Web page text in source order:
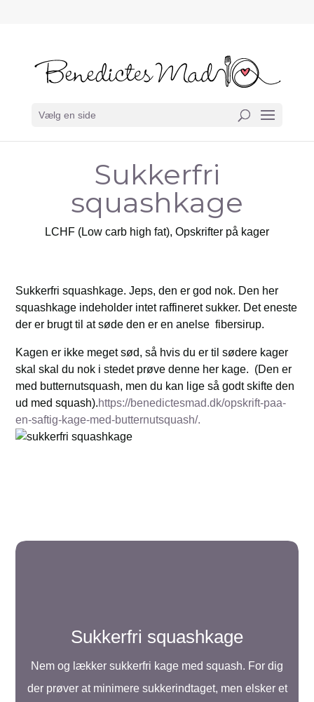
Vælg en side
Sukkerfri
squashkage
LCHF (Low carb high fat), Opskrifter på kager
Sukkerfri squashkage. Jeps, den er god nok. Den her
squashkage indeholder intet raffineret sukker. Det eneste
der er brugt til at søde den er en anelse fibersirup.
Kagen er ikke meget sød, så hvis du er til sødere kager
skal skal du nok i stedet prøve denne her kage. (Den er
med butternutsquash, men du kan lige så godt skifte den
ud med squash).https://benedictesmad.dk/opskrift-paa-
en-saftig-kage-med-butternutsquash/.
Sukkerfri squashkage
Nem og lækker sukkerfri kage med squash. For dig
der prøver at minimere sukkerindtaget, men elsker et